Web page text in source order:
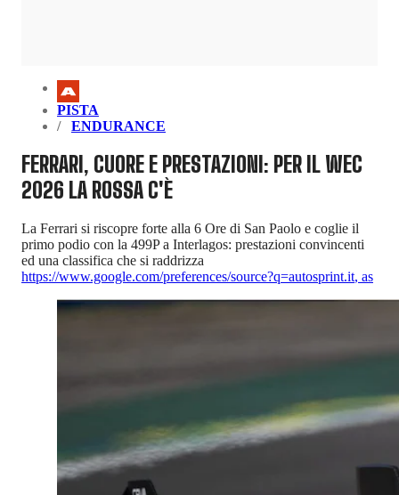
PISTA
ENDURANCE
FERRARI, CUORE E PRESTAZIONI: PER IL WEC
2026 LA ROSSA C'È
La Ferrari si riscopre forte alla 6 Ore di San Paolo e coglie il
primo podio con la 499P a Interlagos: prestazioni convincenti
ed una classifica che si raddrizza
https://www.google.com/preferences/source?q=autosprint.it, as